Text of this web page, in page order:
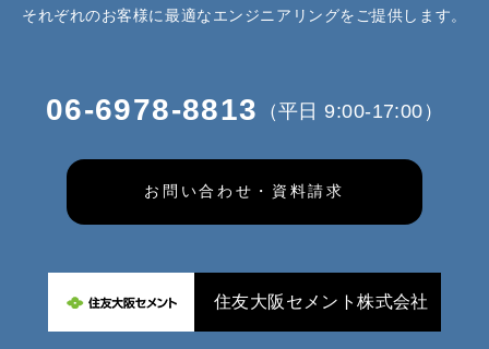
それぞれのお客様に最適なエンジニアリングをご提供します。
06-6978-8813 （平日 9:00-17:00）
お問い合わせ・資料請求
住友大阪セメント株式会社